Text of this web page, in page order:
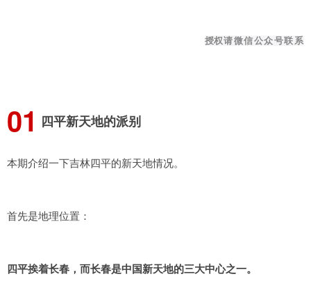
授权请微信公众号联系
01 四平新天地的派别
本期介绍一下吉林四平的新天地情况。
首先是地理位置：
四平挨着长春，而长春是中国新天地的三大中心之一。